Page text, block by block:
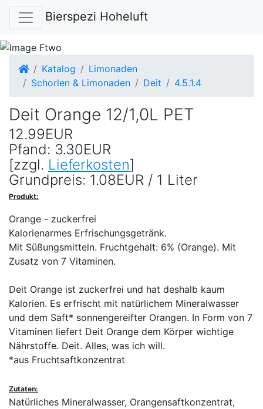
Bierspezi Hoheluft
Startseite
Katalog
Limonaden
Schorlen & Limonaden
Deit 4.5.1.4
Deit Orange 12/1,0L PET
12.99EUR
Pfand: 3.30EUR
[zzgl. Lieferkosten]
Grundpreis: 1.08EUR / 1 Liter
Produkt:
Orange - zuckerfrei
Kalorienarmes Erfrischungsgetränk.
Mit Süßungsmitteln. Fruchtgehalt: 6% (Orange). Mit
Zusatz von 7 Vitaminen.
Deit Orange ist zuckerfrei und hat deshalb kaum
Kalorien. Es erfrischt mit natürlichem Mineralwasser
und dem Saft* sonnengereifter Orangen. In Form von 7
Vitaminen liefert Deit Orange dem Körper wichtige
Nährstoffe. Deit. Alles, was ich will.
*aus Fruchtsaftkonzentrat
Zutaten:
Natürliches Mineralwasser, Orangensaftkonzentrat,